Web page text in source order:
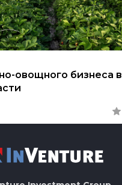
овощного бизнеса в